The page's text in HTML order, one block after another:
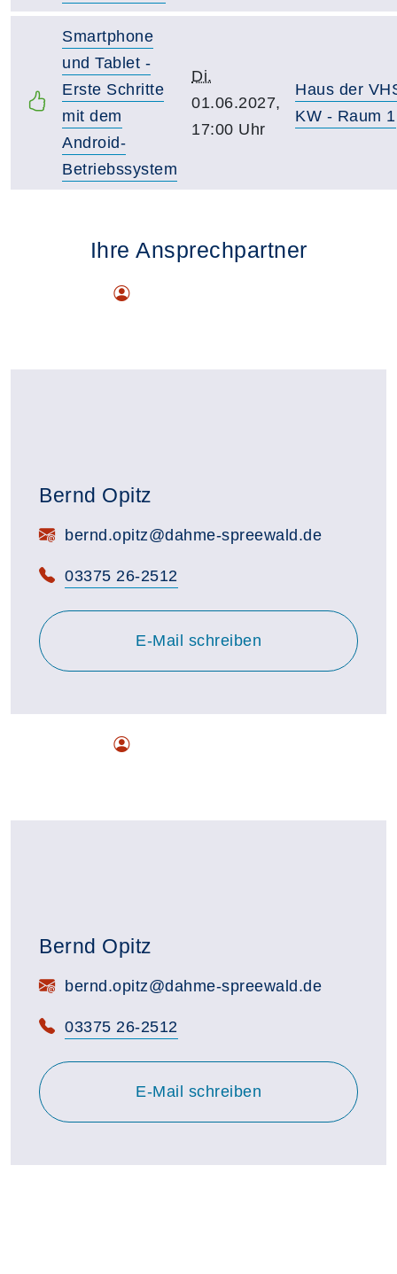
Smartphone
und Tablet -
Erste Schritte
mit dem
Android-
Betriebssystem
Di.
01.06.2027,
17:00 Uhr
Haus der
KW - Raum 1
Ihre Ansprechpartner
Bernd Opitz
E-Mail:bernd.opitz@dahme-spreewald.de
Telefon:
03375 26-2512
E-Mail schreiben
Bernd Opitz
E-Mail:bernd.opitz@dahme-spreewald.de
Telefon:
03375 26-2512
E-Mail schreiben